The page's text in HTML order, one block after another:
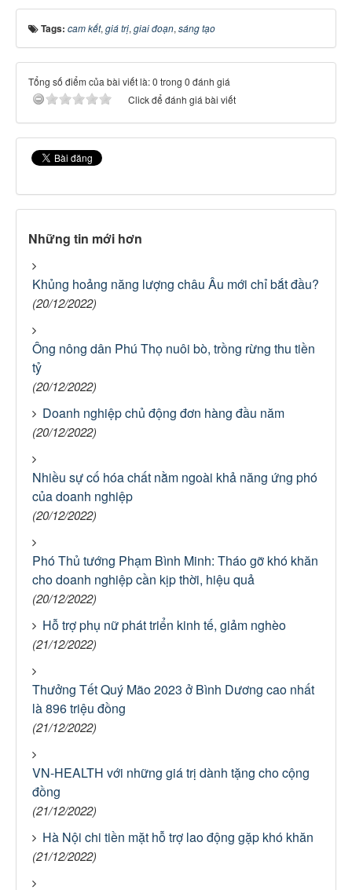
Tags: cam kết, giá trị, giai đoạn, sáng tạo
Tổng số điểm của bài viết là: 0 trong 0 đánh giá
Click để đánh giá bài viết
Những tin mới hơn
Khủng hoảng năng lượng châu Âu mới chỉ bắt đầu?
(20/12/2022)
Ông nông dân Phú Thọ nuôi bò, trồng rừng thu tiền
tỷ
(20/12/2022)
Doanh nghiệp chủ động đơn hàng đầu năm
(20/12/2022)
Nhiều sự cố hóa chất nằm ngoài khả năng ứng phó
của doanh nghiệp
(20/12/2022)
Phó Thủ tướng Phạm Bình Minh: Tháo gỡ khó khăn
cho doanh nghiệp cần kịp thời, hiệu quả
(20/12/2022)
Hỗ trợ phụ nữ phát triển kinh tế, giảm nghèo
(21/12/2022)
Thưởng Tết Quý Mão 2023 ở Bình Dương cao nhất
là 896 triệu đồng
(21/12/2022)
VN-HEALTH với những giá trị dành tặng cho cộng
đồng
(21/12/2022)
Hà Nội chi tiền mặt hỗ trợ lao động gặp khó khăn
(21/12/2022)